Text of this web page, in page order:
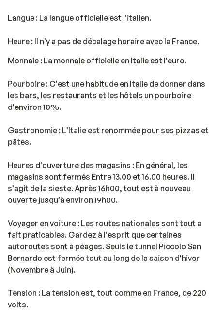
Langue : La langue officielle est l'italien.
Heure : Il n'y a pas de décalage horaire avec la France.
Monnaie : La monnaie officielle en Italie est l'euro.
Pourboire : C'est une habitude en Italie de donner dans
les bars, les restaurants et les hôtels un pourboire
d'environ 10%.
Gastronomie : L'Italie est renommée pour ses pizzas et
pâtes.
Heures d'ouverture des magasins : En général, les
magasins sont fermés Entre 13.00 et 16.00 heures. Il
s'agit de la sieste. Après 16h00, tout est à nouveau
ouverte jusqu’à environ 19h00.
Voyager en voiture : Les routes nationales sont tout a
fait praticables. Gardez à l'esprit que certaines
autoroutes sont à péages. Seuls le tunnel Piccolo San
Bernardo est fermée tout au long de la saison d'hiver
(Novembre à Juin).
Tension : La tension est, tout comme en France, de 220
volts.